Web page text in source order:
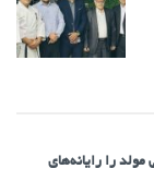
را رایانه‌های